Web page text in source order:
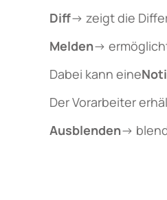
Diff→ zeigt die
Melden→
Dabei kann eine
Der Vorarbeiter
Ausblenden→